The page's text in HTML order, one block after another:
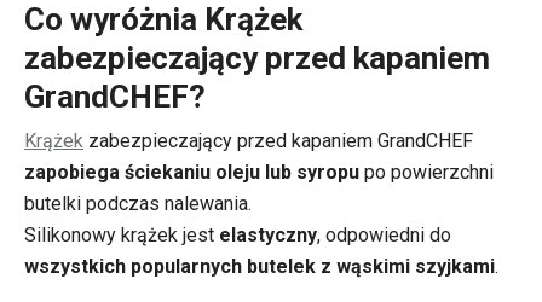
Co wyróżnia Krążek
zabezpieczający przed kapaniem
GrandCHEF?
Krążek zabezpieczający przed kapaniem GrandCHEF
zapobiega ściekaniu oleju lub syropu po powierzchni
butelki podczas nalewania.
Silikonowy krążek jest elastyczny, odpowiedni do
wszystkich popularnych butelek z wąskimi szyjkami.